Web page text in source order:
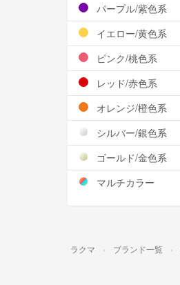
パープル/紫色系
イエロー/黄色系
ピンク/桃色系
レッド/赤色系
オレンジ/橙色系
シルバー/銀色系
ゴールド/金色系
マルチカラー
ラクマ ブランド一覧